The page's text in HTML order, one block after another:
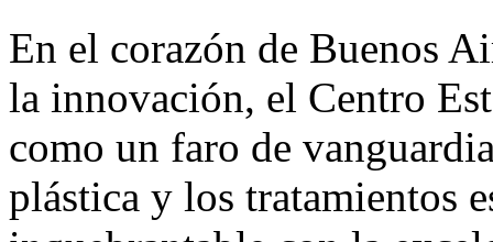
En el corazón de Buenos
la innovación, el Centro
como un faro de
plástica y los tratamientos